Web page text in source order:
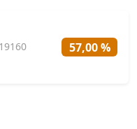
57,00 %